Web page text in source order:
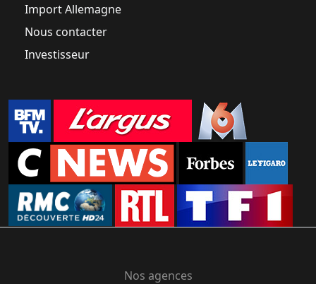
Import Allemagne
Nous contacter
Investisseur
Nos agences